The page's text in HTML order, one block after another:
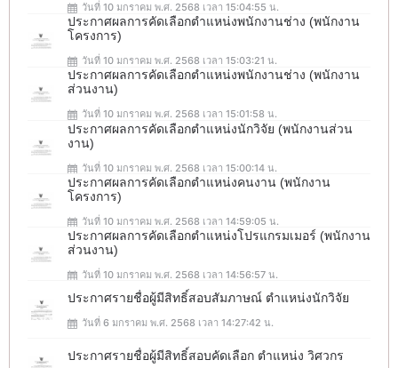
วันที่ 10 มกราคม พ.ศ. 2568 เวลา 15:04:55 น.
ประกาศผลการคัดเลือกตำแหน่งพนักงานช่าง (พนักงาน
โครงการ)
วันที่ 10 มกราคม พ.ศ. 2568 เวลา 15:03:21 น.
ประกาศผลการคัดเลือกตำแหน่งพนักงานช่าง (พนักงาน
ส่วนงาน)
วันที่ 10 มกราคม พ.ศ. 2568 เวลา 15:01:58 น.
ประกาศผลการคัดเลือกตำแหน่งนักวิจัย (พนักงานส่วน
งาน)
วันที่ 10 มกราคม พ.ศ. 2568 เวลา 15:00:14 น.
ประกาศผลการคัดเลือกตำแหน่งคนงาน (พนักงาน
โครงการ)
วันที่ 10 มกราคม พ.ศ. 2568 เวลา 14:59:05 น.
ประกาศผลการคัดเลือกตำแหน่งโปรแกรมเมอร์ (พนักงาน
ส่วนงาน)
วันที่ 10 มกราคม พ.ศ. 2568 เวลา 14:56:57 น.
ประกาศรายชื่อผู้มีสิทธิ์สอบสัมภาษณ์ ตำแหน่งนักวิจัย
วันที่ 6 มกราคม พ.ศ. 2568 เวลา 14:27:42 น.
ประกาศรายชื่อผู้มีสิทธิ์สอบคัดเลือก ตำแหน่ง วิศวกร